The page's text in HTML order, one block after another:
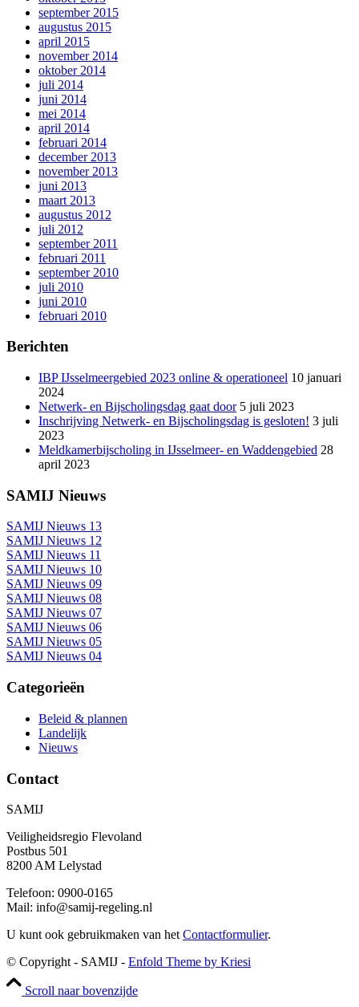
september 2015
augustus 2015
april 2015
november 2014
oktober 2014
juli 2014
juni 2014
mei 2014
april 2014
februari 2014
december 2013
november 2013
juni 2013
maart 2013
augustus 2012
juli 2012
september 2011
februari 2011
september 2010
juli 2010
juni 2010
februari 2010
Berichten
IBP IJsselmeergebied 2023 online & operationeel 10 januari
2024
Netwerk- en Bijscholingsdag gaat door 5 juli 2023
Inschrijving Netwerk- en Bijscholingsdag is gesloten! 3 juli
2023
Meldkamerbijscholing in IJsselmeer- en Waddengebied 28
april 2023
SAMIJ Nieuws
SAMIJ Nieuws 13
SAMIJ Nieuws 12
SAMIJ Nieuws 11
SAMIJ Nieuws 10
SAMIJ Nieuws 09
SAMIJ Nieuws 08
SAMIJ Nieuws 07
SAMIJ Nieuws 06
SAMIJ Nieuws 05
SAMIJ Nieuws 04
Categorieën
Beleid & plannen
Landelijk
Nieuws
Contact
SAMIJ
Veiligheidsregio Flevoland
Postbus 501
8200 AM Lelystad
Telefoon: 0900-0165
Mail: info@samij-regeling.nl
U kunt ook gebruikmaken van het Contactformulier.
© Copyright - SAMIJ - Enfold Theme by Kriesi
Scroll naar bovenzijde